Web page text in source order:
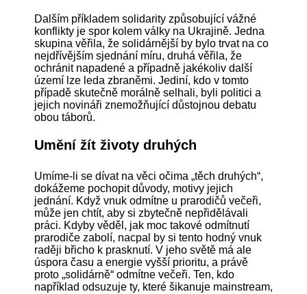
Dalším příkladem solidarity způsobující vážné
konflikty je spor kolem války na Ukrajině. Jedna
skupina věřila, že solidárnější by bylo trvat na co
nejdřívějším sjednání míru, druhá věřila, že
ochránit napadené a případně jakékoliv další
území lze leda zbraněmi. Jediní, kdo v tomto
případě skutečně morálně selhali, byli politici a
jejich novináři znemožňující důstojnou debatu
obou táborů.
Umění žít životy druhých
Umíme-li se dívat na věci očima „těch druhých“,
dokážeme pochopit důvody, motivy jejich
jednání. Když vnuk odmítne u prarodičů večeři,
může jen chtít, aby si zbytečně nepřidělávali
práci. Kdyby věděl, jak moc takové odmítnutí
prarodiče zabolí, nacpal by si tento hodný vnuk
raději břicho k prasknutí. V jeho světě má ale
úspora času a energie vyšší prioritu, a právě
proto „solidárně“ odmítne večeři. Ten, kdo
například odsuzuje ty, které šikanuje mainstream,